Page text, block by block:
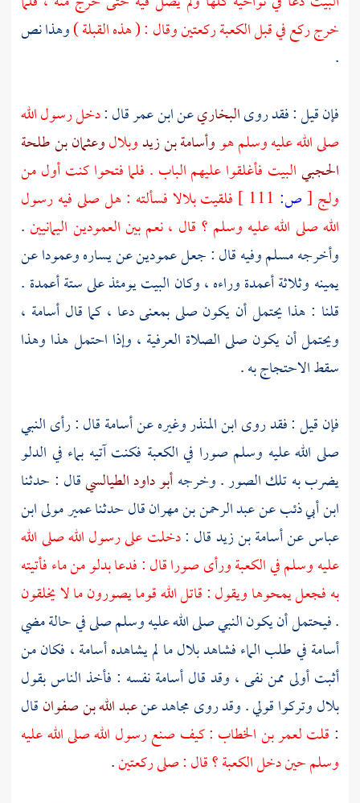
خرج ركع في قبلالكعبةركعتين وقال : ( هذه القبلة )وهذا نص
.
فإن قيل : فقد روىالبخاريعنابن عمرقال :دخل رسول الله
صلى الله عليه وسلم هووأسامة بن زيدوبلالوعثمان بن طلحة
الحجبيالبيت فأغلقوا عليهم الباب . فلما فتحوا كنت أول من
ولج [ص: فلقيتبلالافسألته : هل صلى فيه رسول
الله صلى الله عليه وسلم ؟ قال ، نعم بين العمودين اليمانيين.
وأخرجهمسلموفيه قال : جعل عمودين عن يساره وعمودا عن
يمينه وثلاثة أعمدة وراءه ، وكان البيت يومئذ على ستة أعمدة .
قلنا : هذا يحتمل أن يكون صلى بمعنى دعا ، كما قالأسامة ،
ويحتمل أن يكون صلى الصلاة العرفية ، وإذا احتمل هذا وهذا
سقط الاحتجاج به .
فإن قيل : فقد روىابن المنذروغيره عنأسامةقال : رأى النبي
صلى الله عليه وسلم صورا فيالكعبة فكنت آتيه بماء في الدلو
يضرب به تلك الصور . وخرجهأبو داود الطيالسيقال : حدثنا
ابن أبي ذئبعنعبد الرحمن بن مهرانقال حدثناعمير مولى ابن
عباسعنأسامة بن زيدقال :دخلت على رسول الله صلى الله
عليه وسلم فيالكعبةورأى صورا قال : فدعا بدلو من ماء فأتيته
به فجعل يمحوها ويقول : قاتل الله قوما يصورون ما لا يخلقون
. فيحتمل أن يكون النبي صلى الله عليه وسلم صلى في حالة مضي
أسامةفي طلب الماء فشاهدبلالما لم يشاهدهأسامة، فكان من
أثبت أولى ممن نفى ، وقد قالأسامةنفسه : فأخذ الناس بقول
بلالوتركوا قولي . وقد روىمجاهدعنعبد الله بن صفوانقال
: قلتلعمر بن الخطاب : كيف صنع رسول الله صلى الله عليه
وسلم حين دخلالكعبة؟ قال : صلى ركعتين.